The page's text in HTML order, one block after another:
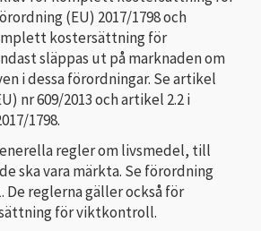
(EU) 2017/1798 och
kostersättning för
släppas ut på marknaden om
i dessa förordningar. Se artikel
nr 609/2013 och artikel 2.2 i
1798.
regler om livsmedel, till
ska vara märkta. Se förordning
De reglerna gäller också för
för viktkontroll.